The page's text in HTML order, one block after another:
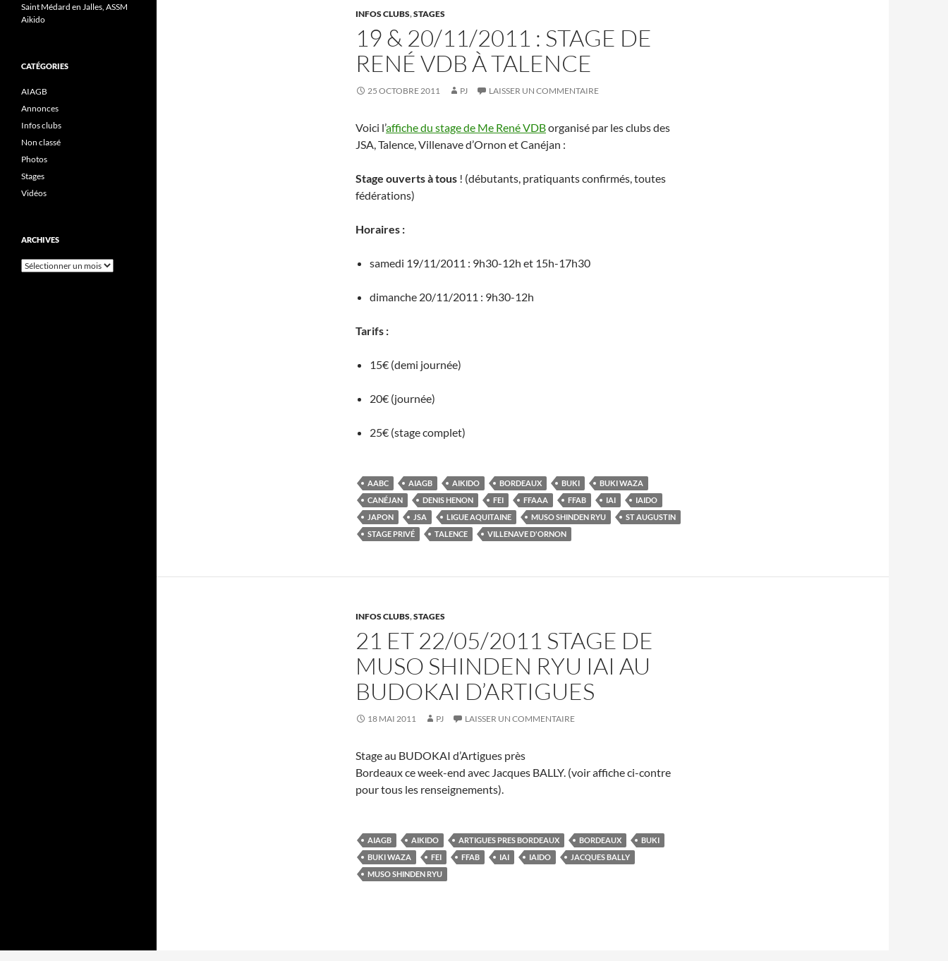
INFOS CLUBS,STAGES
19 & 20/11/2011 : STAGE DE
RENÉ VDB À TALENCE
25 OCTOBRE 2011 PJ LAISSER UN COMMENTAIRE
Voici l’affiche du stage de Me René VDBorganisé par les clubs des
JSA, Talence, Villenave d’Ornon et Canéjan :
Stage ouverts à tous ! (débutants, pratiquants confirmés, toutes
fédérations)
Horaires :
samedi 19/11/2011 : 9h30-12h et 15h-17h30
dimanche 20/11/2011 : 9h30-12h
Tarifs :
15€ (demi journée)
20€ (journée)
25€ (stage complet)
AABC AIAGB AIKIDO BORDEAUX BUKI
BUKI WAZA
CANÉJAN
DENIS HENON FEI FFAAA FFAB IAI
IAIDO
JAPON
JSA LIGUE AQUITAINE MUSO SHINDEN RYU
ST AUGUSTIN
STAGE PRIVÉ
TALENCE VILLENAVE D'ORNON
INFOS CLUBS,STAGES
21 ET 22/05/2011 STAGE DE
MUSO SHINDEN RYU IAI AU
BUDOKAI D’ARTIGUES
18 MAI 2011 PJ LAISSER UN COMMENTAIRE
Stage au BUDOKAI d’Artigues près
Bordeaux ce week-end avec Jacques BALLY. (voir affiche ci-contre
pour tous les renseignements).
AIAGB AIKIDO ARTIGUES PRES BORDEAUX BORDEAUX
BUKI
BUKI WAZA
FEI FFAB IAI IAIDO
JACQUES BALLY
MUSO SHINDEN RYU
Saint Médard en Jalles, ASSM
Aikido
CATÉGORIES
AIAGB
Annonces
Infos clubs
Non classé
Photos
Stages
Vidéos
ARCHIVES
Archives